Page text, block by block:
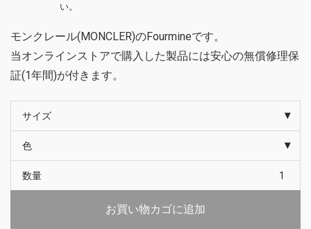
い。
モンクレール(MONCLER)のFourmineです。
当オンラインストアで購入した製品には安心の無償修理保
証(1年間)が付きます。
サイズ
色
数量
お買い物カゴに追加